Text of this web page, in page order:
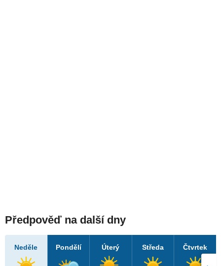
Předpověď na další dny
Neděle Pondělí Úterý Středa Čtvrtek